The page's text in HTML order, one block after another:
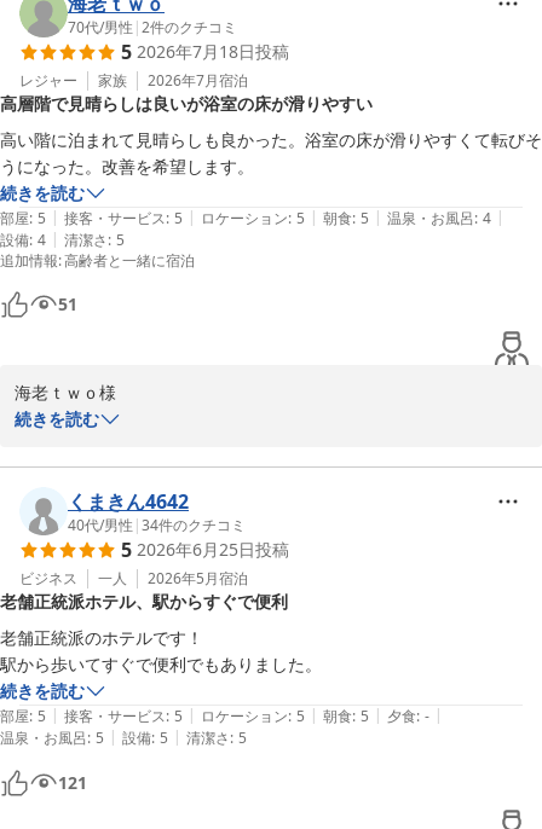
す。
今後共ご満足いただけますよう努めて参りますので、dabo0236 様
の引き続きましてのご利用を心よりお待ち申し上げております
リーガロイヤルホテル小倉　お客様サービス担当支配人
リーガロイヤルホテル小倉
2026-07-21
70代/男性 |2件のクチコミ
5 2026年7月18日投稿
レジャー 家族 2026年7月宿泊
高層階で見晴らしは良いが浴室の床が滑りやすい
高い階に泊まれて見晴らしも良かった。浴室の床が滑りやすくて転びそ
続きを読む
部屋: 5 | 接客・サービス: 5 | ロケーション: 5 | 朝食: 5 | 温泉・お風呂: 4 |
設備: 4 | 清潔さ: 5
追加情報:高齢者と一緒に宿泊
51
海老ｔｗｏ様
ざいました。
しかしながら浴室の床に関しましては、ご迷惑、ご不快をおかけい
たしました。
状況確認の上、改善に努めて参りますので、海老ｔｗｏ様におかれ
ましては、又のご利用をご検討いただけましたら幸いでございま
す。
リーガロイヤルホテル小倉　お客様サービス担当支配人
リーガロイヤルホテル小倉
2026-07-21
続きを読む
くまきん4642
40代/男性 |34件のクチコミ
5 2026年6月25日投稿
ビジネス 一人 2026年5月宿泊
老舗正統派ホテル、駅からすぐで便利
老舗正統派のホテルです！
駅から歩いてすぐで便利でもありました。
続きを読む
部屋: 5 | 接客・サービス: 5 | ロケーション: 5 | 朝食: 5 | 夕食: - |
温泉・お風呂: 5 | 設備: 5 | 清潔さ: 5
121